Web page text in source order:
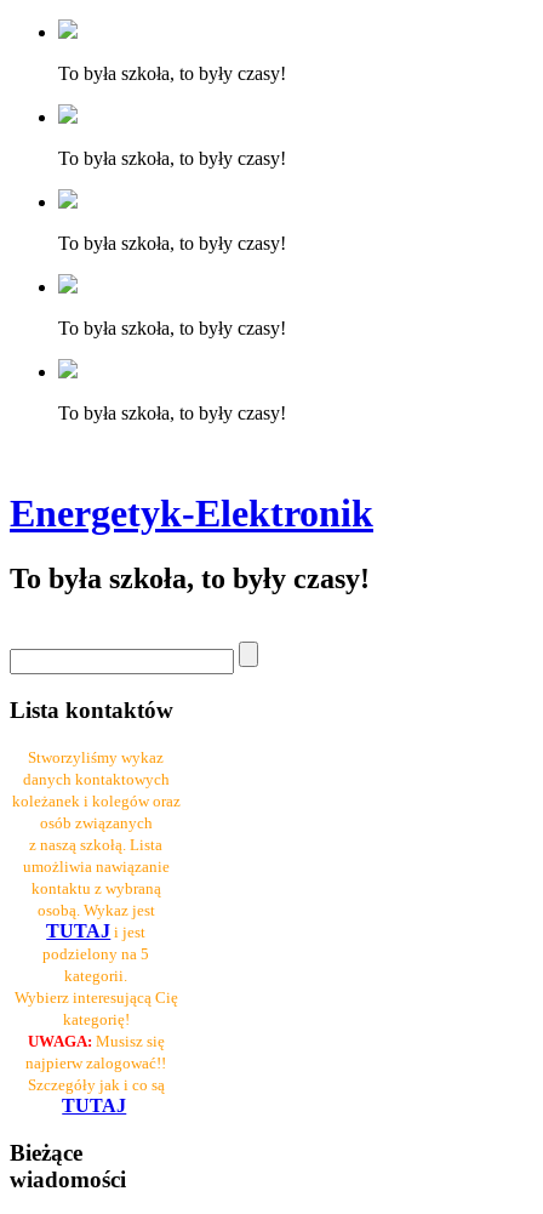
To była szkoła, to były czasy!
To była szkoła, to były czasy!
To była szkoła, to były czasy!
To była szkoła, to były czasy!
To była szkoła, to były czasy!
Energetyk-Elektronik
To była szkoła, to były czasy!
Lista kontaktów
Stworzyliśmy wykaz
danych kontaktowych
koleżanek i kolegów oraz
osób związanych
z naszą szkołą. Lista
umożliwia nawiązanie
kontaktu z wybraną
osobą. Wykaz jest
TUTAJ i jest
podzielony na 5
kategorii.
Wybierz interesującą Cię
kategorię!
UWAGA: Musisz się
najpierw zalogować!!
Szczegóły jak i co są
TUTAJ
Bieżące
wiadomości